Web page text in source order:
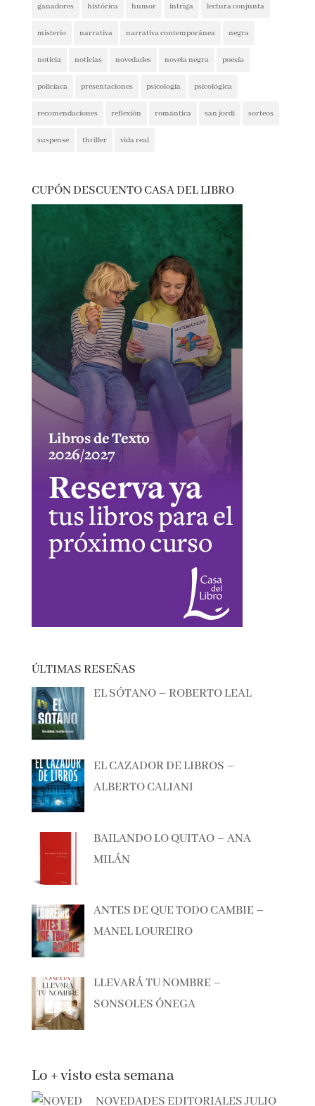
ficción histórica firmas ganadores histórica humor
intriga lectura conjunta misterio narrativa
narrativa contemporánea negra noticia noticias
novedades novela negra poesía policíaca
presentaciones psicología psicológica recomendaciones
reflexión romántica san jordi
CUPÓN DESCUENTO CASA DEL LIBRO
ÚLTIMAS RESEÑAS
EL CAZADOR DE LIBROS –
BAILANDO LO QUITAO – ANA
ANTES DE QUE TODO CAMBIE –
LLEVARÁ TU NOMBRE –
Lo + visto esta semana